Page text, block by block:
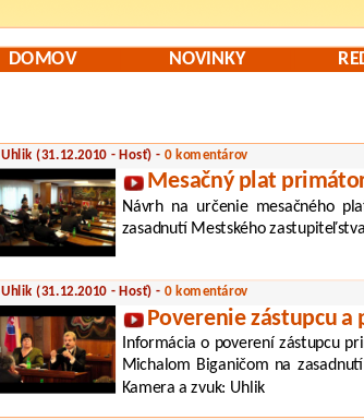
DOMOV NOVINKY
Uhlik (31.12.2010 - Hosť) - 0 komentárov
Mesačný plat
Návrh na určenie mesačného
zasadnutí Mestského
Uhlik (31.12.2010 - Hosť) - 0 komentárov
Poverenie zástupcu a
Informácia o poverení zástupcu
Michalom Biganičom na
Kamera a zvuk: Uhlik